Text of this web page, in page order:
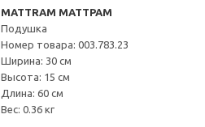
MATTRAM МАТТРАМ
Подушка
Номер товара: 003.783.23
Ширина: 30 см
Высота: 15 см
Длина: 60 см
Вес: 0.36 кг